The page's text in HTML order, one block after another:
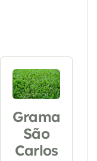
Grama
São
Carlos